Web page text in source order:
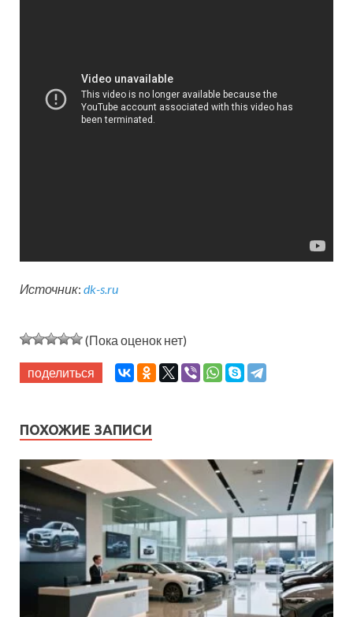
Источник: dk-s.ru
(Пока оценок нет)
поделиться
ПОХОЖИЕ ЗАПИСИ